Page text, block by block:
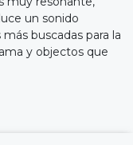
un sonido
buscadas para la
y objectos que